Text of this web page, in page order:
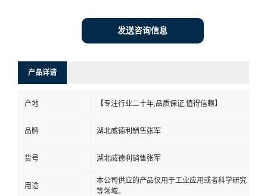
发送咨询信息
产品详请
产地 【专注行业二十年,品质保证,值得信赖】
品牌 湖北威德利销售张军
货号 湖北威德利销售张军
用途
本公司供应的产品仅用于工业应用或者科学研究
等领域。